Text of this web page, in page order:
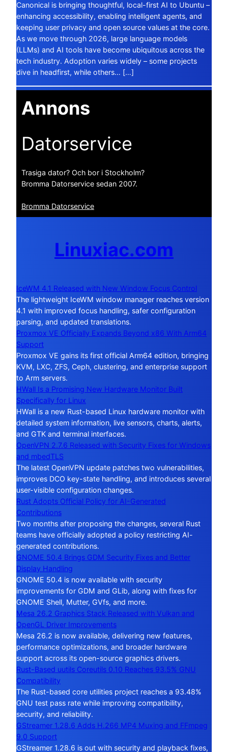
Canonical is bringing thoughtful, local-first AI to Ubuntu –
enhancing accessibility, enabling intelligent agents, and
keeping user privacy and open source values at the core.
As we move through 2026, large language models
(LLMs) and AI tools have become ubiquitous across the
tech industry. Adoption varies widely – some projects
dive in headfirst, while others… […]
Annons
Datorservice
Trasiga dator? Och bor i Stockholm?
Bromma Datorservice sedan 2007.
Bromma Datorservice
Linuxiac.com
IceWM 4.1 Released with New Window Focus Control
The lightweight IceWM window manager reaches version
4.1 with improved focus handling, safer configuration
parsing, and updated translations.
Proxmox VE Officially Expands Beyond x86 With Arm64
Support
Proxmox VE gains its first official Arm64 edition, bringing
KVM, LXC, ZFS, Ceph, clustering, and enterprise support
to Arm servers.
HWall Is a Promising New Hardware Monitor Built
Specifically for Linux
HWall is a new Rust-based Linux hardware monitor with
detailed system information, live sensors, charts, alerts,
and GTK and terminal interfaces.
OpenVPN 2.7.6 Released with Security Fixes for Windows
and mbedTLS
The latest OpenVPN update patches two vulnerabilities,
improves DCO key-state handling, and introduces several
user-visible configuration changes.
Rust Adopts Official Policy for AI-Generated
Contributions
Two months after proposing the changes, several Rust
teams have officially adopted a policy restricting AI-
generated contributions.
GNOME 50.4 Brings GDM Security Fixes and Better
Display Handling
GNOME 50.4 is now available with security
improvements for GDM and GLib, along with fixes for
GNOME Shell, Mutter, GVfs, and more.
Mesa 26.2 Graphics Stack Released with Vulkan and
OpenGL Driver Improvements
Mesa 26.2 is now available, delivering new features,
performance optimizations, and broader hardware
support across its open-source graphics drivers.
Rust-Based uutils Coreutils 0.10 Reaches 93.5% GNU
Compatibility
The Rust-based core utilities project reaches a 93.48%
GNU test pass rate while improving compatibility,
security, and reliability.
GStreamer 1.28.6 Adds H.266 MP4 Muxing and FFmpeg
9.0 Support
GStreamer 1.28.6 is out with security and playback fixes,